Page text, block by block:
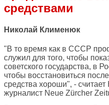
средствами
Николай Клименюк
"В то время как в СССР
служил для того, чтобы
советского государства, в
чтобы восстановиться
средства хороши", -
журналист Neue Zürcher